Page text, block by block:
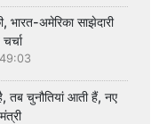
भारत-अमेरिका साझेदारी
तब चुनौतियां आती हैं, नए